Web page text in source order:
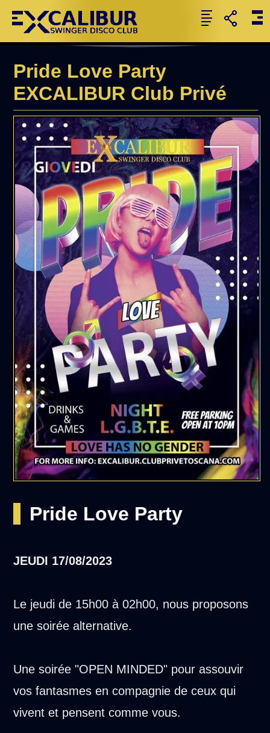
Pride Love Party
EXCALIBUR Club Privé
Pride Love Party
JEUDI 17/08/2023
Le jeudi de 15h00 à 02h00, nous proposons
une soirée alternative.
Une soirée "OPEN MINDED" pour assouvir
vos fantasmes en compagnie de ceux qui
vivent et pensent comme vous.